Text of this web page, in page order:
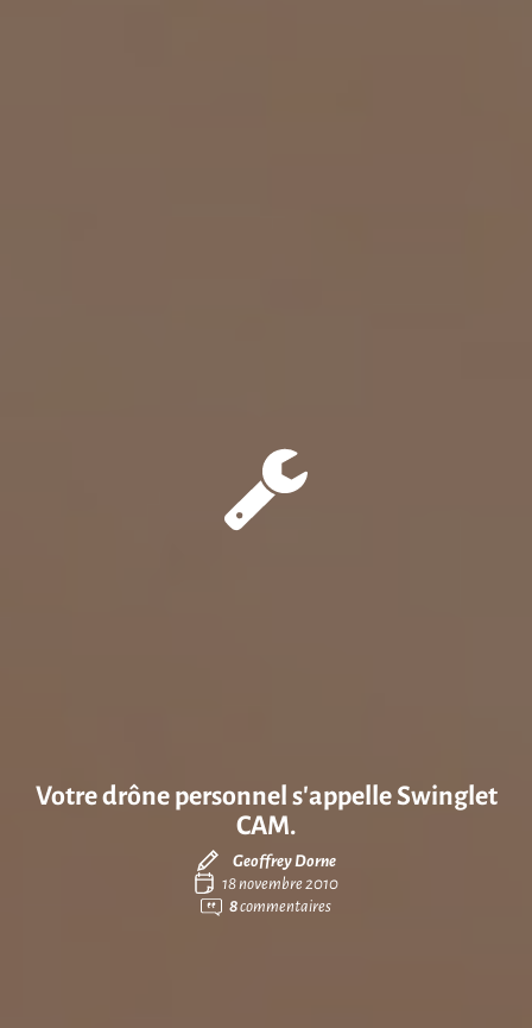
Votre drône personnel s’appelle Swinglet
CAM.
Geoffrey Dorne
18 novembre 2010
8commentaires